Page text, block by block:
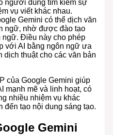
người dùng tìm kiếm sự
vụ viết khác nhau.
Gemini có thể dịch văn
ngữ, nhờ được đào tạo
ngữ. Điều này cho phép
với AI bằng ngôn ngữ ưa
dịch thuật cho các văn bản
của Google Gemini giúp
mạnh mẽ và linh hoạt, có
nhiều nhiệm vụ khác
đến tạo nội dung sáng tạo.
Gemini